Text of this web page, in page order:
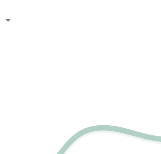
arrow_drop_down